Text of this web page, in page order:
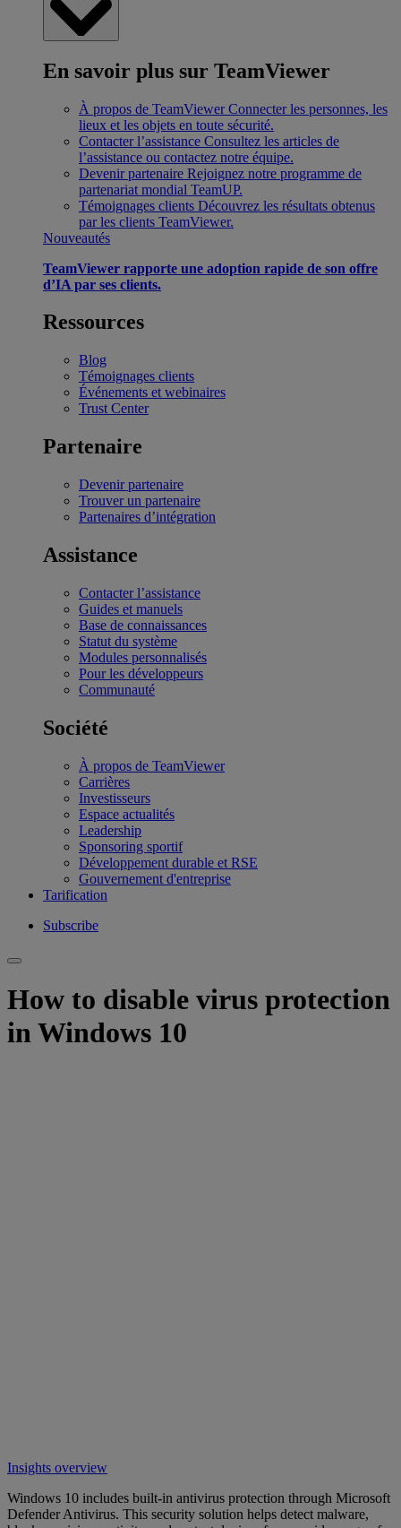
En savoir plus sur TeamViewer
À propos de TeamViewer Connecter les personnes, les
lieux et les objets en toute sécurité.
Contacter l’assistance Consultez les articles de
l’assistance ou contactez notre équipe.
Devenir partenaire Rejoignez notre programme de
partenariat mondial TeamUP.
Témoignages clients Découvrez les résultats obtenus
par les clients TeamViewer.
Nouveautés
TeamViewer rapporte une adoption rapide de son offre
d’IA par ses clients.
Ressources
Blog
Témoignages clients
Événements et webinaires
Trust Center
Partenaire
Devenir partenaire
Trouver un partenaire
Partenaires d’intégration
Assistance
Contacter l’assistance
Guides et manuels
Base de connaissances
Statut du système
Modules personnalisés
Pour les développeurs
Communauté
Société
À propos de TeamViewer
Carrières
Investisseurs
Espace actualités
Leadership
Sponsoring sportif
Développement durable et RSE
Gouvernement d'entreprise
Tarification
Subscribe
How to disable virus protection
in Windows 10
Insights overview
Windows 10 includes built-in antivirus protection through Microsoft
Defender Antivirus. This security solution helps detect malware,